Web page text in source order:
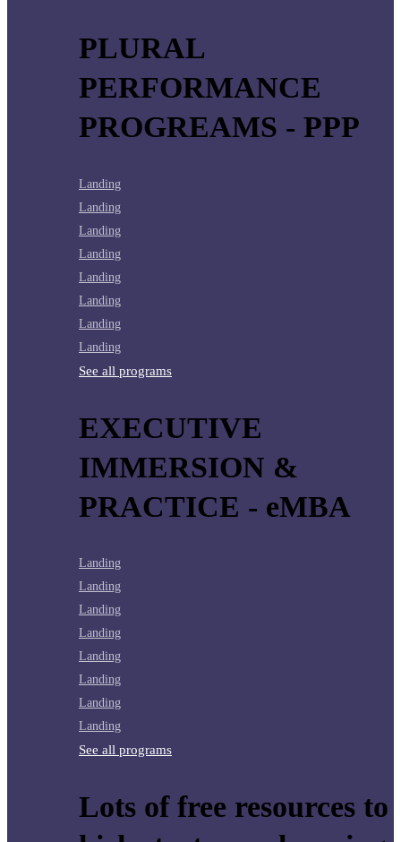
PLURAL
PERFORMANCE
PROGREAMS - PPP
Landing
Landing
Landing
Landing
Landing
Landing
Landing
Landing
See all programs
EXECUTIVE
IMMERSION &
PRACTICE - eMBA
Landing
Landing
Landing
Landing
Landing
Landing
Landing
Landing
See all programs
Lots of free resources to